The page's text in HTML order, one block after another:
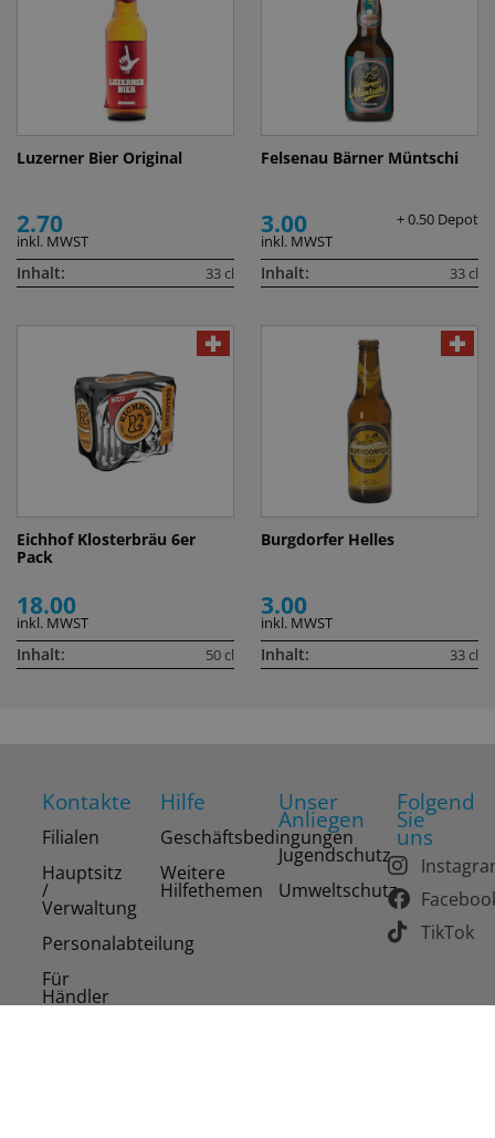
Luzerner Bier Original
2.70
inkl. MWST
Inhalt: 33 cl
Felsenau Bärner Müntschi
3.00
+ 0.50 Depot
inkl. MWST
Inhalt: 33 cl
Eichhof Klosterbräu 6er
Pack
18.00
inkl. MWST
Inhalt: 50 cl
Burgdorfer Helles
3.00
inkl. MWST
Inhalt: 33 cl
Kontakte
Filialen
Hauptsitz
/
Verwaltung
Personalabteilung
Für
Händler
Hilfe
Geschäftsbedingungen
Weitere
Hilfethemen
Unser
Anliegen
Jugendschutz
Umweltschutz
Folgend
Sie
uns
TikTok